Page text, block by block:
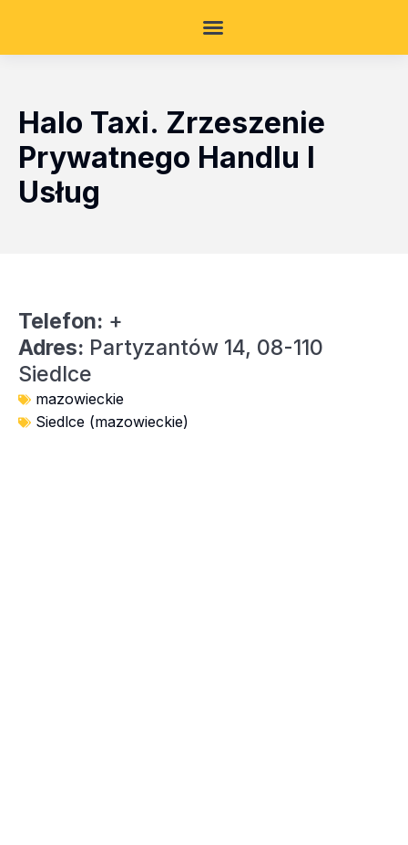
Halo Taxi. Zrzeszenie
Prywatnego Handlu I
Usług
Telefon: +
Adres: Partyzantów 14, 08-110
Siedlce
mazowieckie
Siedlce (mazowieckie)